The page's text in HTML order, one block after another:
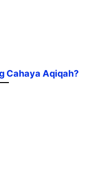
Cahaya Aqiqah?